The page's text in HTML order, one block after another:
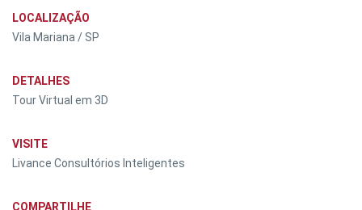
LOCALIZAÇÃO
Vila Mariana / SP
DETALHES
Tour Virtual em 3D
VISITE
Livance Consultórios Inteligentes
COMPARTILHE